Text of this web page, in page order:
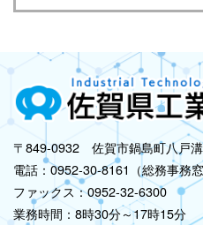
〒849-0932 佐賀市鍋島町八戸
電話：0952-30-8161（総務事務窓
ファックス：0952-32-6300
業務時間：8時30分～17時15分